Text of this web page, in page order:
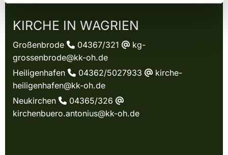
KIRCHE IN WAGRIEN
Großenbrode  04367/321 @ kg-
grossenbrode@kk-oh.de
Heiligenhafen  04362/5027933 @ kirche-
heiligenhafen@kk-oh.de
Neukirchen  04365/326 @
kirchenbuero.antonius@kk-oh.de